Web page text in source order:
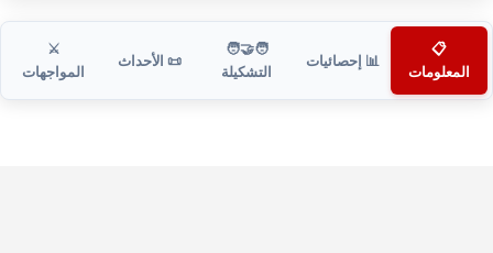
📋
المعلومات
📊 إحصائيات
🧑‍🤝‍🧑
التشكيلة
📜 الأحداث
⚔️
المواجهات